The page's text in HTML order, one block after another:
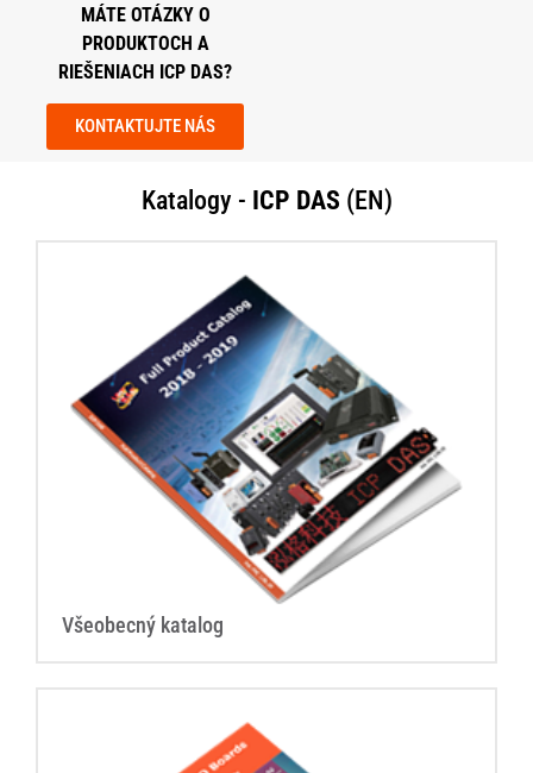
MÁTE OTÁZKY O
PRODUKTOCH A
RIEŠENIACH ICP DAS?
KONTAKTUJTE NÁS
Katalogy - ICP DAS (EN)
Všeobecný katalog